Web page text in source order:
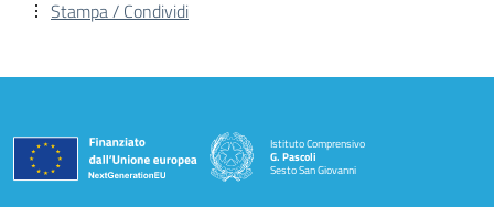
Stampa / Condividi
Istituto Comprensivo
G. Pascoli
Sesto San Giovanni